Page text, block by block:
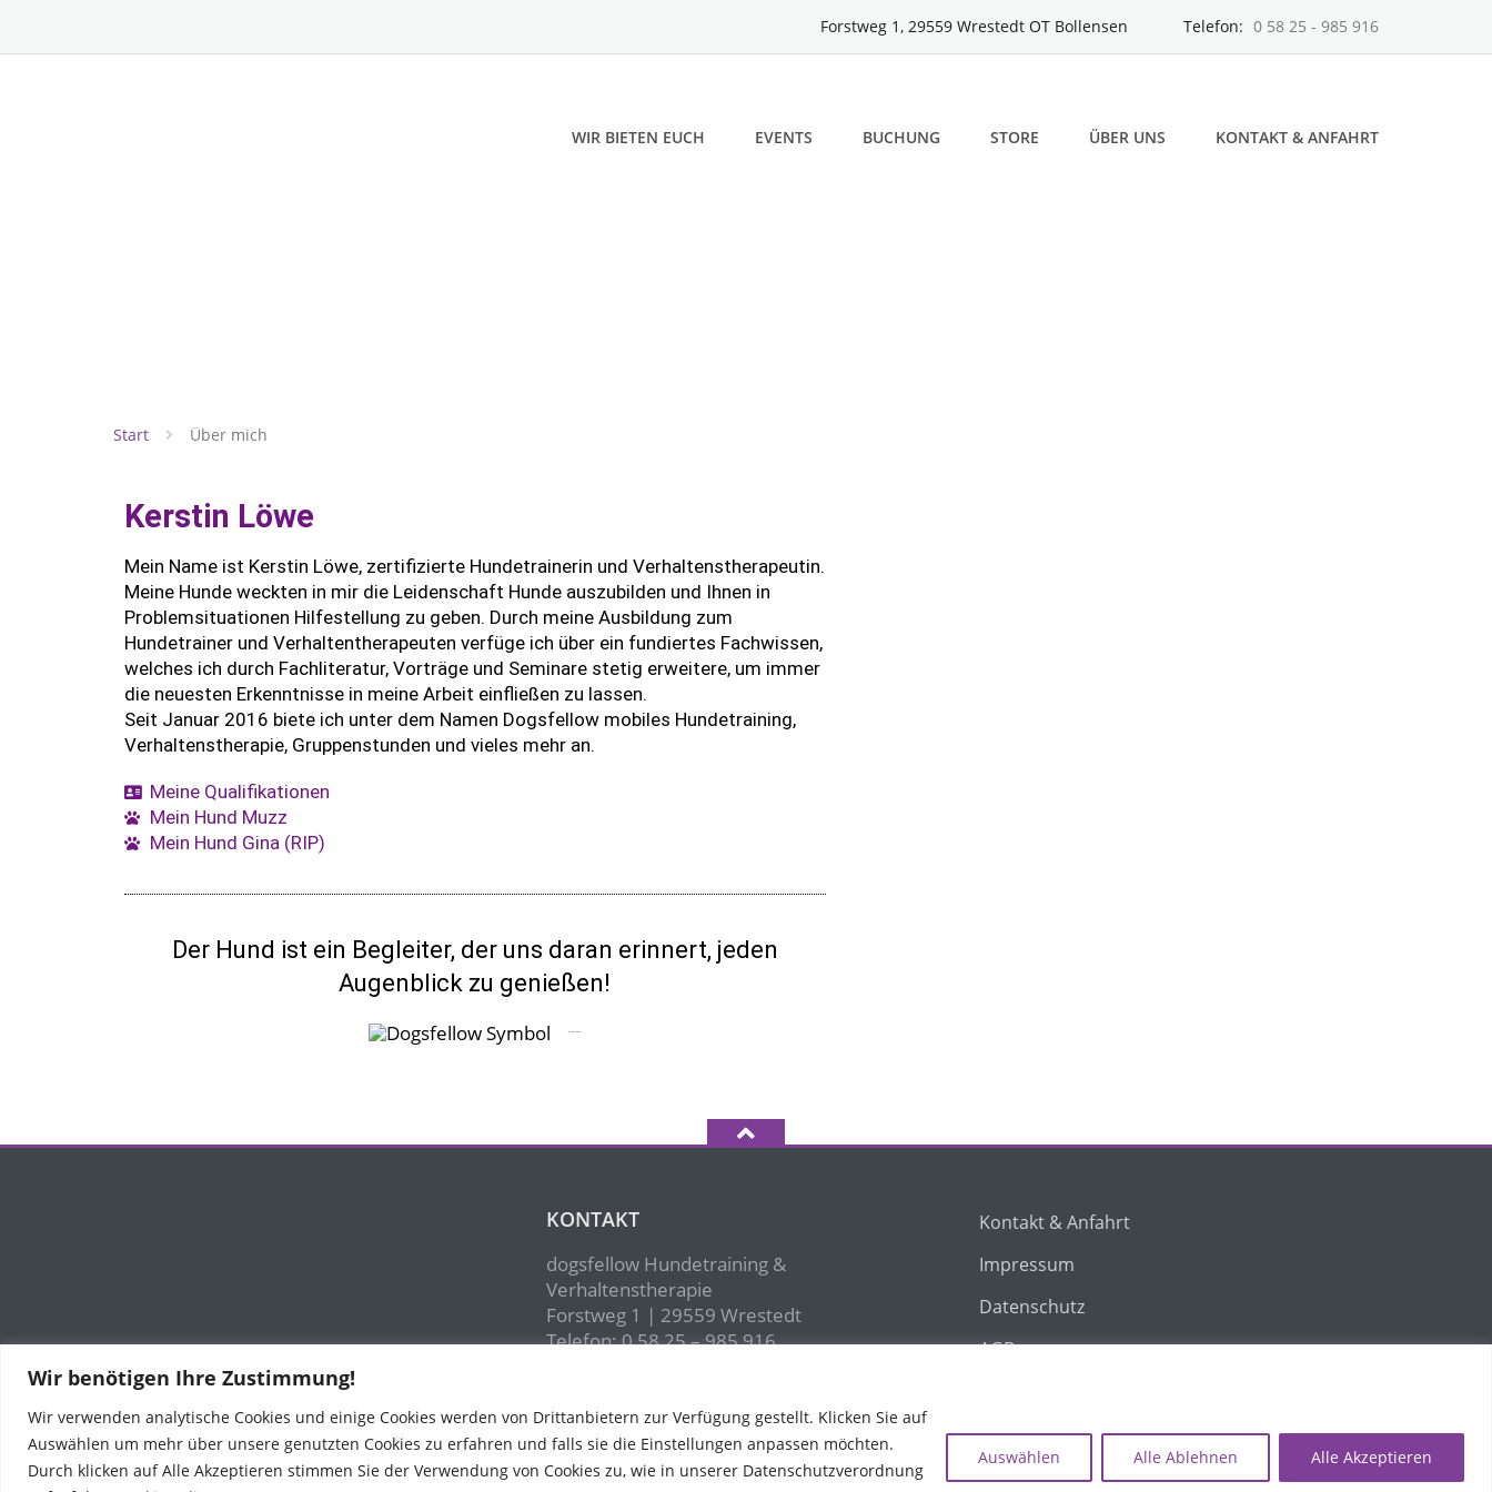
Wir benötigen Ihre Zustimmung!
Wir verwenden analytische Cookies und einige Cookies werden von Drittanbietern zur Verfügung gestellt. Klicken Sie auf
Auswählen um mehr über unsere genutzten Cookies zu erfahren und falls sie die Einstellungen anpassen möchten.
Durch klicken auf Alle Akzeptieren stimmen Sie der Verwendung von Cookies zu, wie in unserer Datenschutzverordnung
Auswählen Alle Ablehnen Alle Akzeptieren
Forstweg 1, 29559 Wrestedt OT Bollensen Telefon: 0 58 25 - 985 916
WIR BIETEN EUCH EVENTS BUCHUNG STORE ÜBER UNS KONTAKT & ANFAHRT
Start Über mich
Kerstin Löwe
Mein Name ist Kerstin Löwe, zertifizierte Hundetrainerin und Verhaltenstherapeutin.
Meine Hunde weckten in mir die Leidenschaft Hunde auszubilden und Ihnen in
Problemsituationen Hilfestellung zu geben. Durch meine Ausbildung zum
Hundetrainer und Verhaltentherapeuten verfüge ich über ein fundiertes Fachwissen,
welches ich durch Fachliteratur, Vorträge und Seminare stetig erweitere, um immer
die neuesten Erkenntnisse in meine Arbeit einfließen zu lassen.
Seit Januar 2016 biete ich unter dem Namen Dogsfellow mobiles Hundetraining,
Verhaltenstherapie, Gruppenstunden und vieles mehr an.
Meine Qualifikationen
Mein Hund Muzz
Mein Hund Gina (RIP)
Der Hund ist ein Begleiter, der uns daran erinnert, jeden
Augenblick zu genießen!
KONTAKT
dogsfellow Hundetraining &
Verhaltenstherapie
Forstweg 1 | 29559 Wrestedt
Telefon: 0 58 25 – 985 916
Kontakt & Anfahrt
Impressum
Datenschutz
AGB